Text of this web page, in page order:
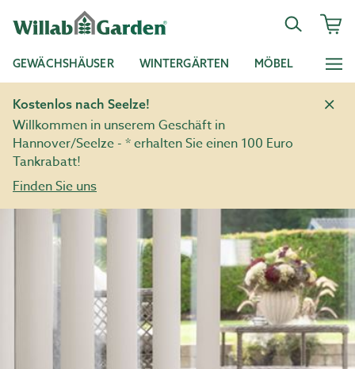
GEWÄCHSHÄUSER WINTERGÄRTEN MÖBEL
Kostenlos nach Seelze!
Willkommen in unserem Geschäft in
Hannover/Seelze - * erhalten Sie einen 100 Euro
Tankrabatt!
Finden Sie uns